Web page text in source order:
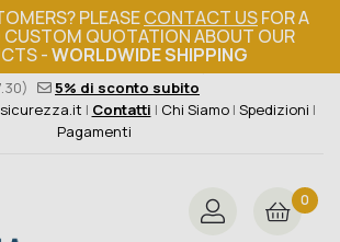
PLEASECONTACT USFOR A
CUSTOM QUOTATION ABOUT OUR
-WORLDWIDE SHIPPING
376 004 4000(Lun - Ven / 8.30 -
5% di sconto subito
| Contatti | Chi Siamo| Spedizioni |
Pagamenti
0